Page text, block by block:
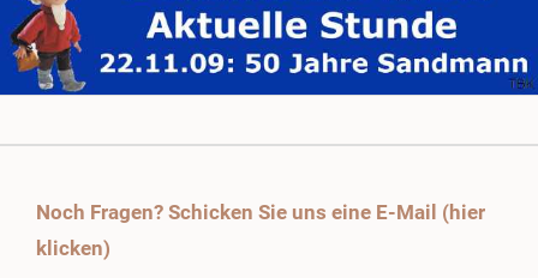
Noch Fragen? Schicken Sie uns eine E-Mail (hier
klicken)